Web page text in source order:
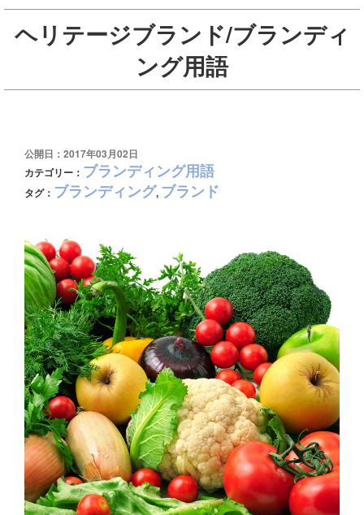
ヘリテージブランド/ブランディ
ング用語
公開日：2017年03月02日
カテゴリー： ブランディング用語
タグ： ブランディング, ブランド